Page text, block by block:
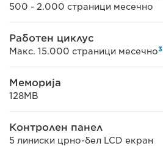
500 - 2.000 страници месечно
Работен циклус
Макс. 15.000 страници месечно3
Меморија
128MB
Контролен панел
5 линиски црно-бел LCD екран